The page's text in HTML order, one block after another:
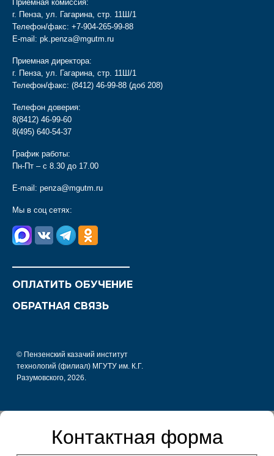
Приемная комиссия:
г. Пенза, ул. Гагарина, стр. 11Ш/1
Телефон/факс: +7-904-265-99-88
E-mail: pk.penza@mgutm.ru
Приемная директора:
г. Пенза, ул. Гагарина, стр. 11Ш/1
Телефон/факс: (8412) 46-99-88 (доб 208)
Телефон доверия:
8(8412) 46-99-60
8(495) 640-54-37
График работы:
Пн-Пт – с 8.30 до 17.00
E-mail: penza@mgutm.ru
Мы в соц сетях:
ОПЛАТИТЬ ОБУЧЕНИЕ
ОБРАТНАЯ СВЯЗЬ
© Пензенский казачий институт
технологий (филиал) МГУТУ им. К.Г.
Разумовского, 2026.
Контактная форма